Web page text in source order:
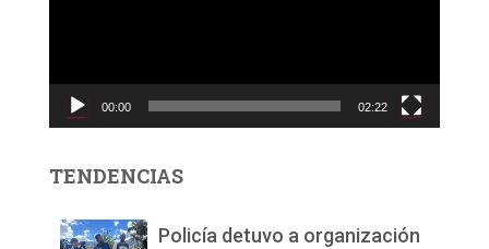
c
d
00:00 02:22
TENDENCIAS
Policía detuvo a organización